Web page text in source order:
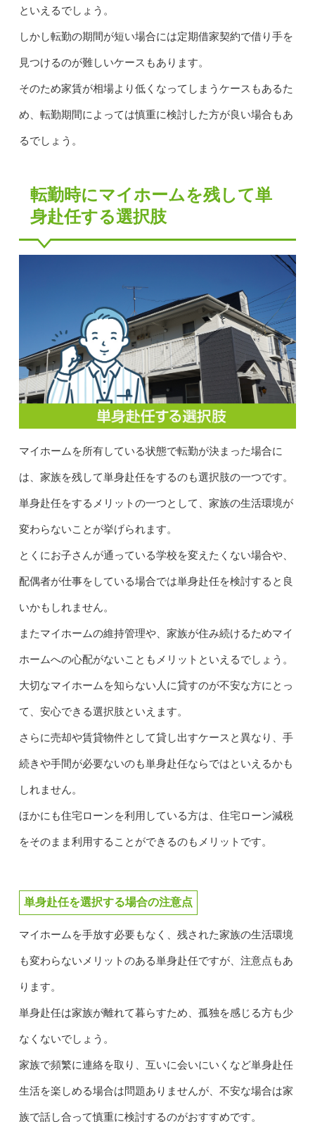
といえるでしょう。
しかし転勤の期間が短い場合には定期借家契約で借り手を
見つけるのが難しいケースもあります。
そのため家賃が相場より低くなってしまうケースもあるた
め、転勤期間によっては慎重に検討した方が良い場合もあ
るでしょう。
転勤時にマイホームを残して単
身赴任する選択肢
マイホームを所有している状態で転勤が決まった場合に
は、家族を残して単身赴任をするのも選択肢の一つです。
単身赴任をするメリットの一つとして、家族の生活環境が
変わらないことが挙げられます。
とくにお子さんが通っている学校を変えたくない場合や、
配偶者が仕事をしている場合では単身赴任を検討すると良
いかもしれません。
またマイホームの維持管理や、家族が住み続けるためマイ
ホームへの心配がないこともメリットといえるでしょう。
大切なマイホームを知らない人に貸すのが不安な方にとっ
て、安心できる選択肢といえます。
さらに売却や賃貸物件として貸し出すケースと異なり、手
続きや手間が必要ないのも単身赴任ならではといえるかも
しれません。
ほかにも住宅ローンを利用している方は、住宅ローン減税
をそのまま利用することができるのもメリットです。
単身赴任を選択する場合の注意点
マイホームを手放す必要もなく、残された家族の生活環境
も変わらないメリットのある単身赴任ですが、注意点もあ
ります。
単身赴任は家族が離れて暮らすため、孤独を感じる方も少
なくないでしょう。
家族で頻繁に連絡を取り、互いに会いにいくなど単身赴任
生活を楽しめる場合は問題ありませんが、不安な場合は家
族で話し合って慎重に検討するのがおすすめです。